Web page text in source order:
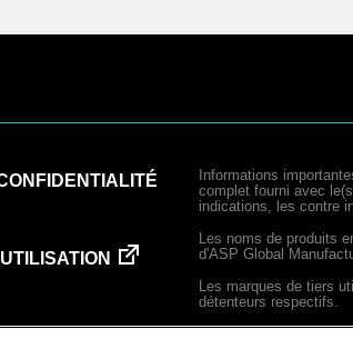
Informations
complet fourni avec
indications, les contre
Les noms de produits
d'ASP Global
Les marques de tiers
détenteurs respectifs.